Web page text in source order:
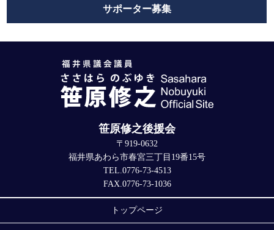
サポーター募集
笹原修之後援会
〒919-0632
福井県あわら市春宮三丁目19番15号
TEL.0776-73-4513
FAX.0776-73-1036
トップページ